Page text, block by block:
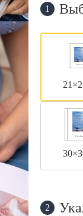
1
2